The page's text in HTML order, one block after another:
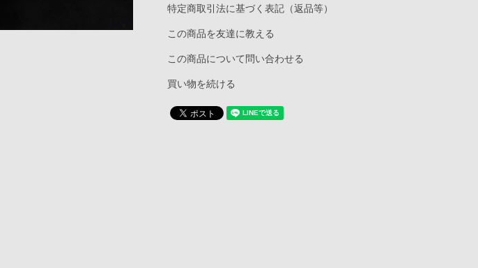
特定商取引法に基づく表記（返品等）
この商品を友達に教える
この商品について問い合わせる
買い物を続ける